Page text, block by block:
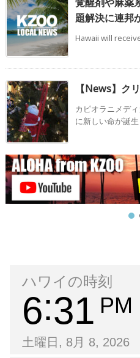
題解決に連邦
Hawaii will
【News】ク
カピオラニメデ
に新しい命が誕
ハワイの時刻
6 31 PM
土曜日, 8月 8, 2026